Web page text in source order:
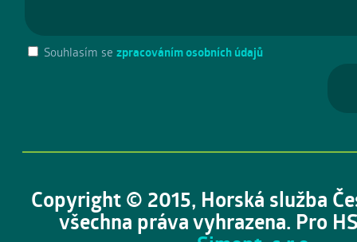
Souhlasím se zpracováním osobních údajů
Copyright © 2015, Horská služba
všechna práva vyhrazena. Pro